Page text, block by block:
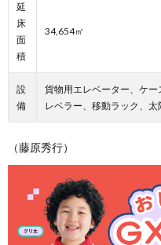
延
床
面
積
34,654㎡
設
備
貨物用エレベーター、ケ
レベラー、移動ラック、太
（藤原秀行）